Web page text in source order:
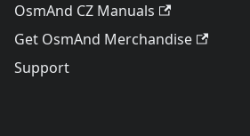
OsmAnd CZ Manuals
Get OsmAnd Merchandise
Support